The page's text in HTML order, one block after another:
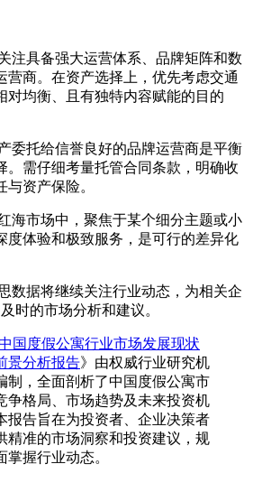
注具备强大运营体系、品牌矩阵和数
营商。在资产选择上，优先考虑交通
对均衡、且有独特内容赋能的目的
委托给信誉良好的品牌运营商是平衡
。需仔细考量托管合同条款，明确收
资产保险。
海市场中，聚焦于某个细分主题或小
度体验和极致服务，是可行的差异化
据将继续关注行业动态，为相关企
时的市场分析和建议。
国度假公寓行业市场发展现状
景分析报告》由权威行业研究机
制，全面剖析了中国度假公寓市
争格局、市场趋势及未来投资机
报告旨在为投资者、企业决策者
精准的市场洞察和投资建议，规
握行业动态。